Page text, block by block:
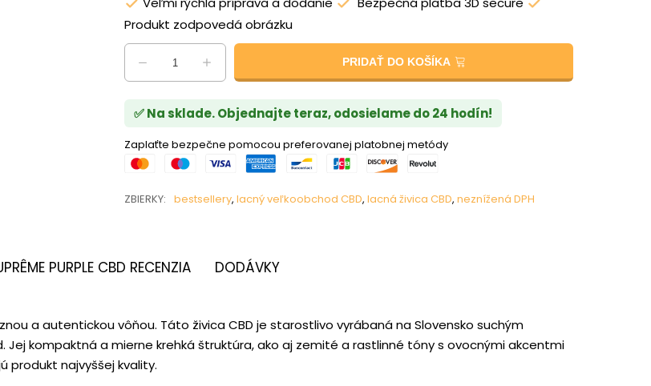
Produkt zodpovedá obrázku
PRIDAŤ DO KOŠÍKA
✅ Na sklade. Objednajte teraz, odosielame do 24 hodín!
Zaplaťte bezpečne pomocou preferovanej platobnej metódy
ZBIERKY: bestsellery, lacný veľkoobchod CBD, lacná živica CBD, neznížená DPH
PURPLE CBD RECENZIA DODÁVKY
a autentickou vôňou. Táto živica CBD je starostlivo vyrábaná na Slovensko suchým
kompaktná a mierne krehká štruktúra, ako aj zemité a rastlinné tóny s ovocnými akcentmi
produkt najvyššej kvality.